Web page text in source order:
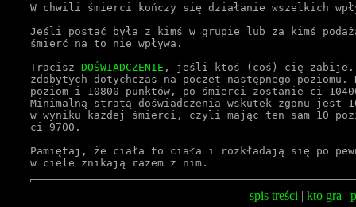
W chwili śmierci kończy się działanie wszelkich
Jeśli postać była z kimś w grupie lub za kimś
śmierć na to nie wpływa.
Tracisz DOŚWIADCZENIE , jeśli ktoś (coś) cię zabije.
zdobytych dotychczas na poczet następnego
poziom i 10800 punktów, po śmierci zostanie ci
Minimalną stratą doświadczenia wskutek zgonu jest
w wyniku każdej śmierci, czyli mając ten sam 10
ci 9700.
Pamiętaj, że ciała to ciała i rozkładają się po
w ciele znikają razem z nim.
spis treści | kto gra |